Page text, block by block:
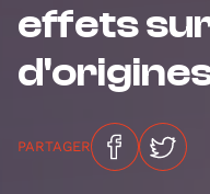
effets
PARTAGER